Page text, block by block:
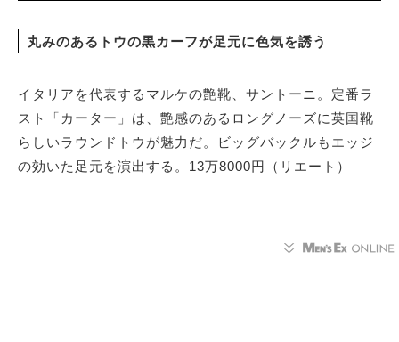
丸みのあるトウの黒カーフが足元に色気を誘う
イタリアを代表するマルケの艶靴、サントーニ。定番ラ
スト「カーター」は、艶感のあるロングノーズに英国靴
らしいラウンドトウが魅力だ。ビッグバックルもエッジ
の効いた足元を演出する。13万8000円（リエート）